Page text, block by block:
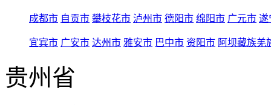
成都市 自贡市 攀枝花市 泸州市 德阳市 绵阳市 广元市 遂
宜宾市 广安市 达州市 雅安市 巴中市 资阳市 阿坝藏族羌
贵州省